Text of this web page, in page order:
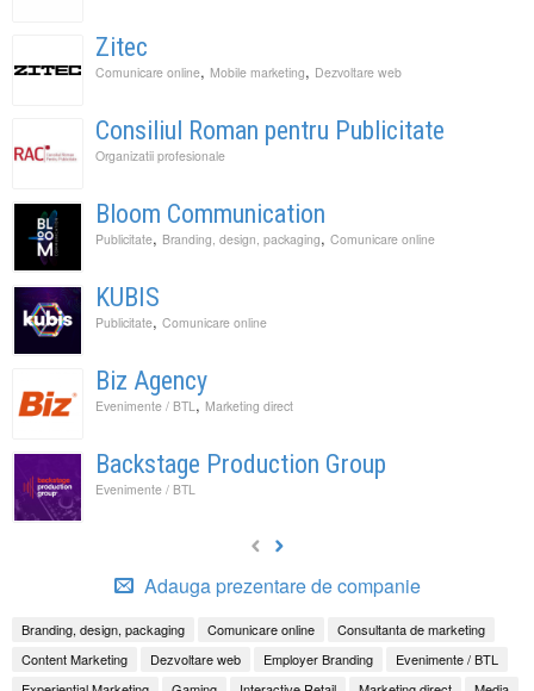
Zitec
Comunicare online, Mobile marketing, Dezvoltare web
Consiliul Roman pentru Publicitate
Organizatii profesionale
Bloom Communication
Publicitate, Branding, design, packaging, Comunicare online
KUBIS
Publicitate, Comunicare online
Biz Agency
Evenimente / BTL , Marketing direct
Backstage Production Group
Evenimente / BTL
Adauga prezentare de companie
Branding, design, packaging Comunicare online
Consultanta de marketing
Content Marketing
Dezvoltare web Employer Branding
Evenimente / BTL